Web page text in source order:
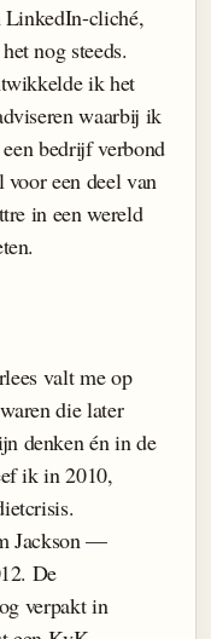
LinkedIn-cliché,
nog steeds.
ik het
waarbij ik
bedrijf verbond
een deel van
in een wereld
valt me op
die later
denken én in de
ik in 2010,
Jackson —
De
verpakt in